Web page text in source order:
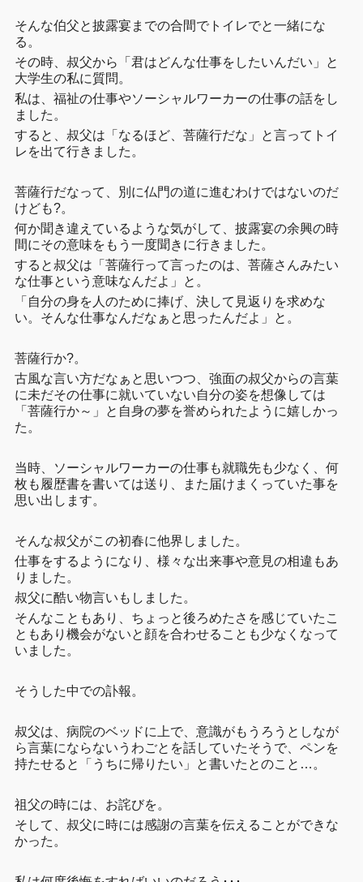
そんな伯父と披露宴までの合間でトイレでと一緒にな
る。
その時、叔父から「君はどんな仕事をしたいんだい」と
大学生の私に質問。
私は、福祉の仕事やソーシャルワーカーの仕事の話をし
ました。
すると、叔父は「なるほど、菩薩行だな」と言ってトイ
レを出て行きました。
菩薩行だなって、別に仏門の道に進むわけではないのだ
けども?。
何か聞き違えているような気がして、披露宴の余興の時
間にその意味をもう一度聞きに行きました。
すると叔父は「菩薩行って言ったのは、菩薩さんみたい
な仕事という意味なんだよ」と。
「自分の身を人のために捧げ、決して見返りを求めな
い。そんな仕事なんだなぁと思ったんだよ」と。
菩薩行か?。
古風な言い方だなぁと思いつつ、強面の叔父からの言葉
に未だその仕事に就いていない自分の姿を想像しては
「菩薩行か～」と自身の夢を誉められたように嬉しかっ
た。
当時、ソーシャルワーカーの仕事も就職先も少なく、何
枚も履歴書を書いては送り、また届けまくっていた事を
思い出します。
そんな叔父がこの初春に他界しました。
仕事をするようになり、様々な出来事や意見の相違もあ
りました。
叔父に酷い物言いもしました。
そんなこともあり、ちょっと後ろめたさを感じていたこ
ともあり機会がないと顔を合わせることも少なくなって
いました。
そうした中での訃報。
叔父は、病院のベッドに上で、意識がもうろうとしなが
ら言葉にならないうわごとを話していたそうで、ペンを
持たせると「うちに帰りたい」と書いたとのこと…。
祖父の時には、お詫びを。
そして、叔父に時には感謝の言葉を伝えることができな
かった。